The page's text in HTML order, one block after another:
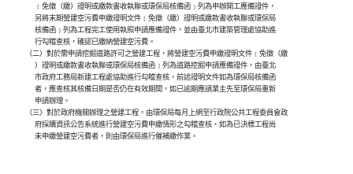
            ﹝免徵（繳）證明或繳款書收執聯或環保局核備函﹞列為申辦開工應備證件，
            另將末期營建空污費申繳證明文件﹝免徵（繳）證明或繳款書收執聯或環保局
            核備函﹞列為工程完工使用執照申請應備證件，並由臺北市建築管理處協助進
            行勾稽查核，確認已繳納營建空污費。
      （二）對於需申請挖掘道路許可之營建工程，將營建空污費申繳證明文件﹝免徵（繳
            ）證明或繳款書收執聯或環保局核備函﹞列為道路挖掘申請應備證件，由臺北
            市政府工務局新建工程處協助進行勾稽查核，前述證明文件如為環保局核備函
            者，應查核其核備日期是否仍在有效期間，如已逾期應請業主先至環保局重新
            申請辦理。
      （三）對於政府機關辦理之營建工程，由環保局每月上網至行政院公共工程委員會政
            府採購資訊公告系統進行營建空污費申繳情形之勾稽查核，如為已決標工程尚
            未申繳營建空污費者，則由環保局進行催補繳作業。